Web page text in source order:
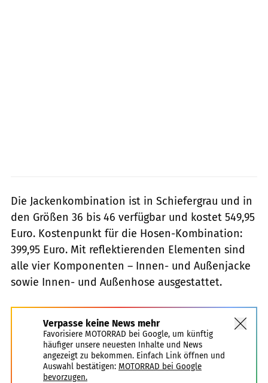
Die Jackenkombination ist in Schiefergrau und in
den Größen 36 bis 46 verfügbar und kostet 549,95
Euro. Kostenpunkt für die Hosen-Kombination:
399,95 Euro. Mit reflektierenden Elementen sind
alle vier Komponenten – Innen- und Außenjacke
sowie Innen- und Außenhose ausgestattet.
Verpasse keine News mehr
Favorisiere MOTORRAD bei Google, um künftig
häufiger unsere neuesten Inhalte und News
angezeigt zu bekommen. Einfach Link öffnen und
Auswahl bestätigen: MOTORRAD bei Google
bevorzugen.